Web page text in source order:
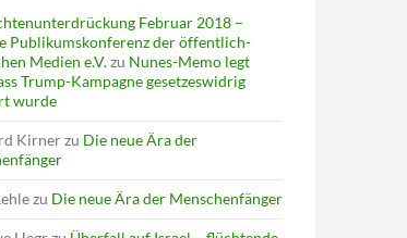
Februar 2018 –
Publikumskonferenz der öffentlich-
Medien e.V.zu Nunes-Memo legt
Trump-Kampagne gesetzeswidrig
wurde
Kirnerzu Die neue Ära der
zu Die neue Ära der Menschenfänger